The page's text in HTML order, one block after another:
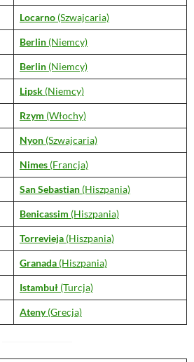
Locarno (Szwajcaria)
Berlin (Niemcy)
Berlin (Niemcy)
Lipsk (Niemcy)
Rzym (Włochy)
Nyon (Szwajcaria)
Nimes (Francja)
San Sebastian (Hiszpania)
Benicassim (Hiszpania)
Torrevieja (Hiszpania)
Granada (Hiszpania)
Istambuł (Turcja)
Ateny(Grecja)